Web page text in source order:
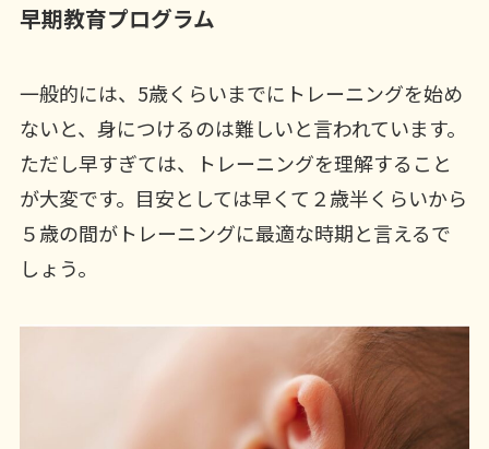
早期教育プログラム
一般的には、5歳くらいまでにトレーニングを始め
ないと、身につけるのは難しいと言われています。
ただし早すぎては、トレーニングを理解すること
が大変です。目安としては早くて２歳半くらいから
５歳の間がトレーニングに最適な時期と言えるで
しょう。